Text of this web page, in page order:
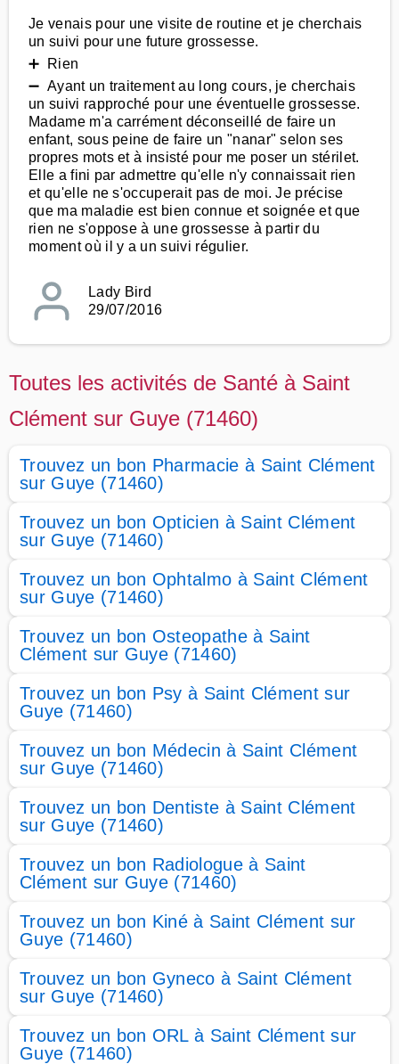
Je venais pour une visite de routine et je cherchais
un suivi pour une future grossesse.
➕ Rien
➖ Ayant un traitement au long cours, je cherchais
un suivi rapproché pour une éventuelle grossesse.
Madame m'a carrément déconseillé de faire un
enfant, sous peine de faire un "nanar" selon ses
propres mots et à insisté pour me poser un stérilet.
Elle a fini par admettre qu'elle n'y connaissait rien
et qu'elle ne s'occuperait pas de moi. Je précise
que ma maladie est bien connue et soignée et que
rien ne s'oppose à une grossesse à partir du
moment où il y a un suivi régulier.
Lady Bird
29/07/2016
Toutes les activités de Santé à Saint
Clément sur Guye (71460)
Trouvez un bon Pharmacie à Saint Clément
sur Guye (71460)
Trouvez un bon Opticien à Saint Clément
sur Guye (71460)
Trouvez un bon Ophtalmo à Saint Clément
sur Guye (71460)
Trouvez un bon Osteopathe à Saint
Clément sur Guye (71460)
Trouvez un bon Psy à Saint Clément sur
Guye (71460)
Trouvez un bon Médecin à Saint Clément
sur Guye (71460)
Trouvez un bon Dentiste à Saint Clément
sur Guye (71460)
Trouvez un bon Radiologue à Saint
Clément sur Guye (71460)
Trouvez un bon Kiné à Saint Clément sur
Guye (71460)
Trouvez un bon Gyneco à Saint Clément
sur Guye (71460)
Trouvez un bon ORL à Saint Clément sur
Guye (71460)